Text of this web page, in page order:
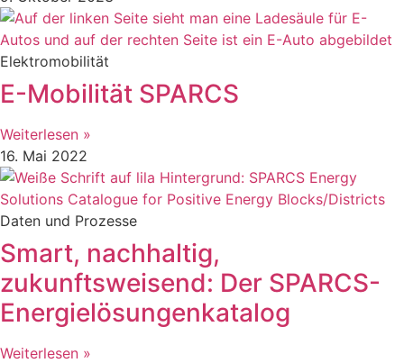
Elektromobilität
E-Mobilität SPARCS
Weiterlesen »
16. Mai 2022
Daten und Prozesse
Smart, nachhaltig,
zukunftsweisend: Der SPARCS-
Energielösungenkatalog
Weiterlesen »